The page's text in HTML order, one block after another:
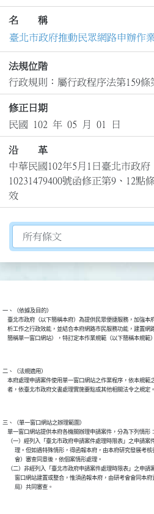
名 稱
臺北市政府推動民眾網路申辦作
法規位階
行政規則：屬行政程序法第159條
修正日期
民國 102 年 05 月 01 日
沿 革
中華民國102年5月1日臺北市政
10231479400號函修正第9、12點
效
切換選擇法規資訊內容
一、（依據及目的）
臺北市政府（以下簡稱本府）為提供民眾便捷服務，加強
析工作之行政效能，並結合本府網路市民服務功能，建置
二、（法規適用）
本府處理申請案件使用單一窗口網站之作業程序，依本規
三、（單一窗口網站之辦理範圍）
    單一窗口網站提供本府各機關辦理申請案件，分為下列情形：
（一）經列入「臺北市政府申請案件處理時限表」之申請
理。但如遇特殊情形，得函報本府，由本府研究發展考
          會）審查同意後，依個案情形處理。
（二）非經列入「臺北市政府申請案件處理時限表」之申
窗口網站建置或整合，惟須函報本府，由研考會會同本